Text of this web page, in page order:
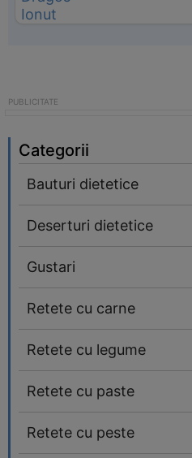
Categorii
Bauturi dietetice
Deserturi dietetice
Gustari
Retete cu carne
Retete cu legume
Retete cu paste
Retete cu peste